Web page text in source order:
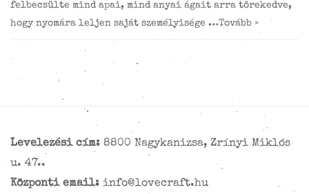
felbecsülte mind apai, mind anyai ágait arra törekedve,
hogy nyomára leljen saját személyisége …Tovább »
Levelezési cím: 8800 Nagykanizsa, Zrínyi Miklós
u. 47..
Központi email: info@lovecraft.hu